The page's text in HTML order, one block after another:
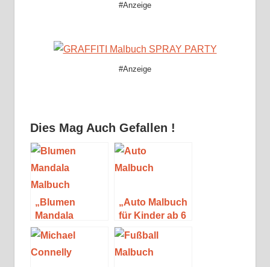
#Anzeige
#Anzeige
Dies Mag Auch Gefallen !
„Blumen
Mandala
Malbuch“ von
Josef Mickey
Müller
„Auto Malbuch
für Kinder ab 6
Jahren – Coole
Sportwagen“
von Mickey